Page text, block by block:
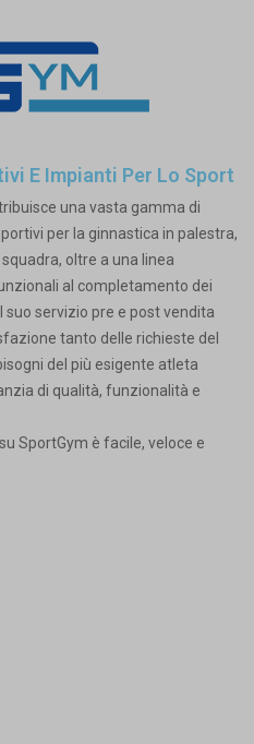
E Impianti Per Lo Sport
una vasta gamma di
per la ginnastica in palestra,
oltre a una linea
al completamento dei
suo servizio pre e post vendita
tanto delle richieste del
del più esigente atleta
di qualità, funzionalità e
SportGym è facile, veloce e